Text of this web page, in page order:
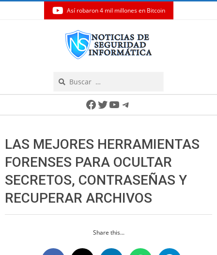
Así robaron 4 mil millones en Bitcoin
Facebook
Twitter
YouTube
Telegram
LAS MEJORES HERRAMIENTAS
FORENSES PARA OCULTAR
SECRETOS, CONTRASEÑAS Y
RECUPERAR ARCHIVOS
Share this...